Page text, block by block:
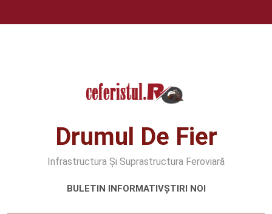
Drumul De Fier
Infrastructura Și Suprastructura Feroviară
BULETIN INFORMATIVȘTIRI NOI